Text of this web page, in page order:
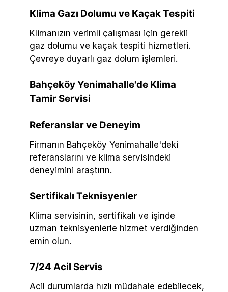
Klima Gazı Dolumu ve Kaçak Tespiti
Klimanızın verimli çalışması için gerekli
gaz dolumu ve kaçak tespiti hizmetleri.
Çevreye duyarlı gaz dolum işlemleri.
Bahçeköy Yenimahalle'de Klima
Tamir Servisi
Referanslar ve Deneyim
Firmanın Bahçeköy Yenimahalle'deki
referanslarını ve klima servisindeki
deneyimini araştırın.
Sertifikalı Teknisyenler
Klima servisinin, sertifikalı ve işinde
uzman teknisyenlerle hizmet verdiğinden
emin olun.
7/24 Acil Servis
Acil durumlarda hızlı müdahale edebilecek,